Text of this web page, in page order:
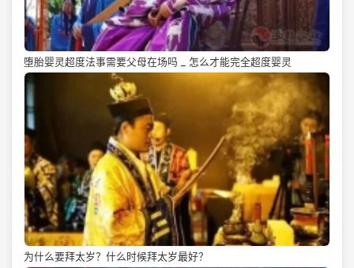
堕胎婴灵超度法事需要父母在场吗 _ 怎么才能完全超度婴灵
为什么要拜太岁？什么时候拜太岁最好？